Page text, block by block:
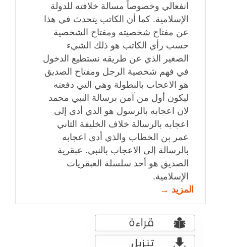
انفعالي وخصوصاً مسالة خلافته للدولة
الإسلامية. كما أن الكاتب يتحدث في هذا
عن مفتاح شخصيته ومفتاح الشخصية
حسب رأي الكاتب هو ذلك الشيء
الصغير الذي عن طريقه نستطيع الدخول
في فهم شخصية الرجل ومفتاح الصديق
هو الاعجاب بالبطولة وهي التي دفعته
ليكون أول من آمن برسالة النبي محمد
لان اعجابه بالرسول هو الذي أدى إلى
اعجابه بالرسالة خلاف الخليفة الثاني
عمر بن الخطاب والذي أدى اعجابه
بالرسالة إلى الاعجاب بالنبي. عبقرية
الصديق هو أحد سلسلة العبقريات
الإسلامية.
المزيد →